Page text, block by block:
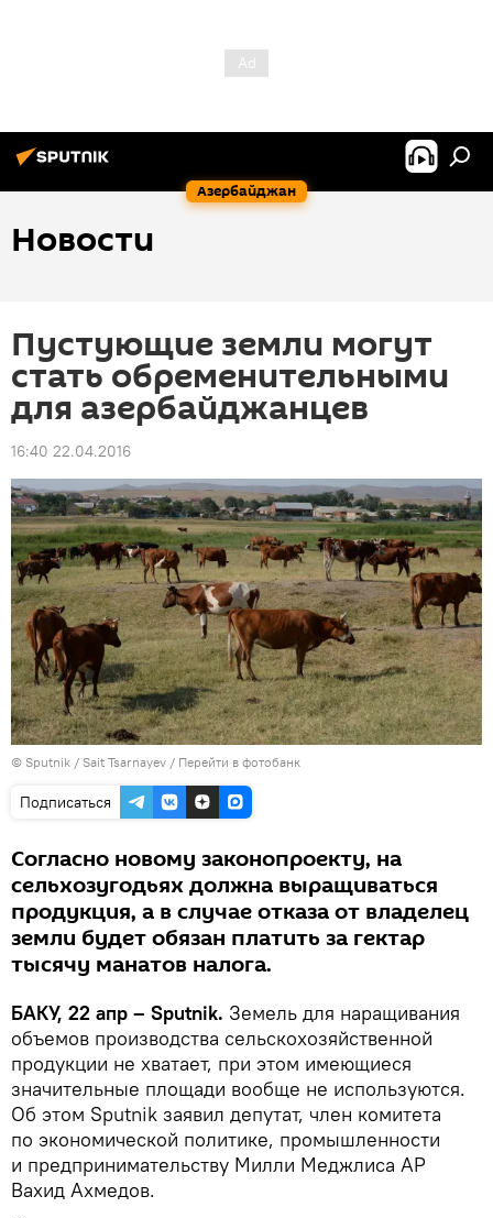
Азербайджан
Новости
Пустующие земли могут
стать обременительными
для азербайджанцев
16:40 22.04.2016
© Sputnik / Sait Tsarnayev / Перейти в фотобанк
Подписаться
Согласно новому законопроекту, на
сельхозугодьях должна выращиваться
продукция, а в случае отказа от владелец
земли будет обязан платить за гектар
тысячу манатов налога.
БАКУ, 22 апр – Sputnik. Земель для наращивания
объемов производства сельскохозяйственной
продукции не хватает, при этом имеющиеся
значительные площади вообще не используются.
Об этом Sputnik заявил депутат, член комитета
по экономической политике, промышленности
и предпринимательству Милли Меджлиса АР
Вахид Ахмедов.